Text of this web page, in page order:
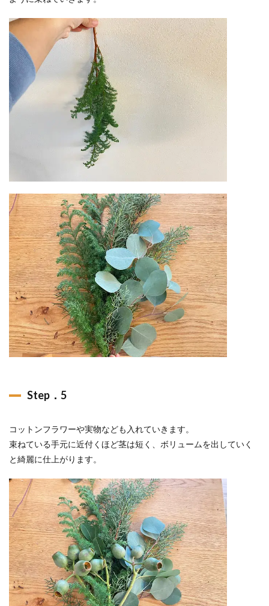
Step．5
コットンフラワーや実物なども入れていきます。
束ねている手元に近付くほど茎は短く、ボリュームを出していく
と綺麗に仕上がります。